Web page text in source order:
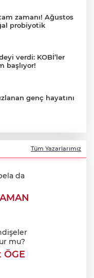
zamanı! Ağustos
probiyotik
verdi: KOBİ’ler
başlıyor!
genç hayatını
Menderes Belediye
sevk edildi
süreciyle
Tüm Yazarlarımız
da
mu?